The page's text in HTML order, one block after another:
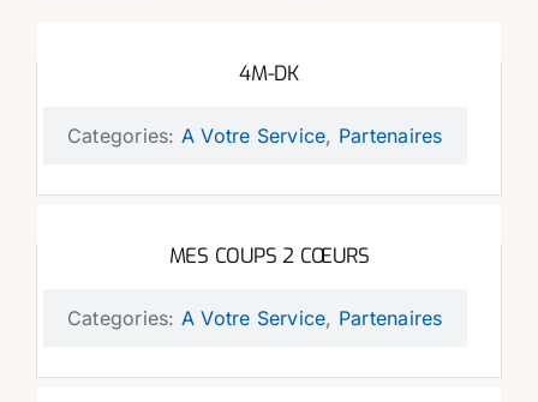
4M-DK
Categories: A Votre Service, Partenaires
MES COUPS 2 CŒURS
Categories: A Votre Service, Partenaires